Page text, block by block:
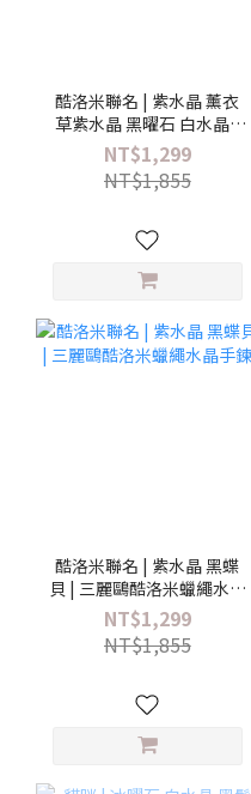
酷洛米聯名 | 紫水晶 薰衣
草紫水晶 黑曜石 白水晶 |
三麗鷗酷洛米水晶手鍊
NT$1,299
NT$1,855
酷洛米聯名 | 紫水晶 黑蝶
貝 | 三麗鷗酷洛米蠟繩水晶
手鍊
NT$1,299
NT$1,855